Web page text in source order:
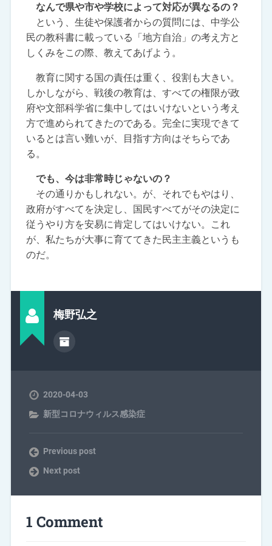
なんで県や市や学校によって対応が異なるの？
という、生徒や保護者からの質問には、中学公
民の教科書に載っている「地方自治」の考え方と
しくみをこの際、教えてあげよう。
教育に関する国の責任は重く、役割も大きい。
しかしながら、戦後の教育は、すべての権限が政
府や文部科学省に集中してはいけないという考え
方で進められてきたのである。完全に実現できて
いるとは言い難いが、目指す方向はそちらであ
る。
でも、今は非常時じゃないの？
その通りかもしれない。が、それでもやはり、
政府がすべてを決定し、国民すべてがその決定に
従うやり方を安易に肯定してはいけない。これ
が、私たちが大事に育ててきた民主主義というも
のだ。
梅野弘之
2020-04-03
新型コロナウィルス感染症
Previous post
Next post
1 Comment